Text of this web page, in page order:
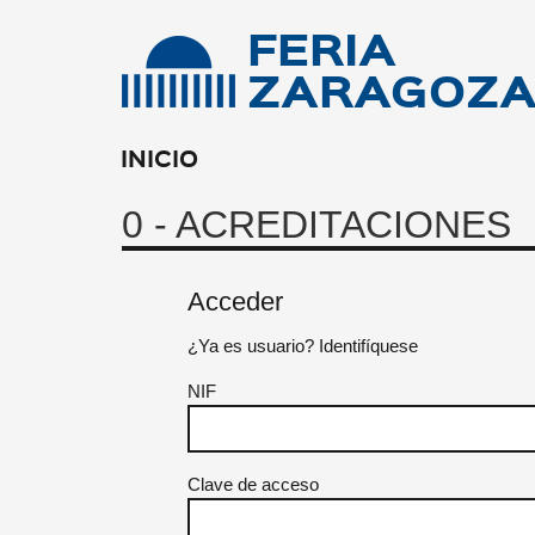
FERIA
INICIO
0 - ACREDITACIONES
Acceder
¿Ya es usuario? Identifíquese
NIF
Clave de acceso